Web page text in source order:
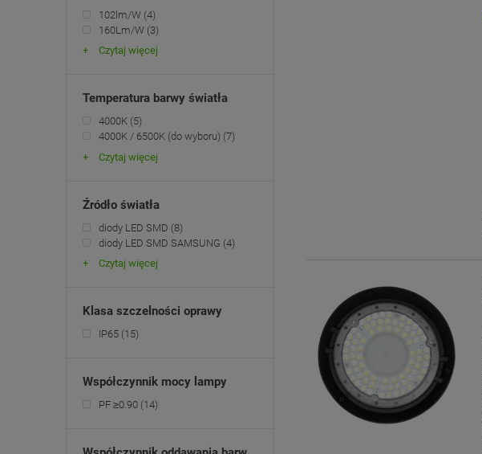
102lm/W (4)
160Lm/W (3)
Czytaj więcej
Temperatura barwy światła
4000K (5)
4000K / 6500K (do wyboru) (7)
Czytaj więcej
Źródło światła
diody LED SMD (8)
diody LED SMD SAMSUNG (4)
Czytaj więcej
Klasa szczelności oprawy
IP65 (15)
Współczynnik mocy lampy
PF ≥0.90 (14)